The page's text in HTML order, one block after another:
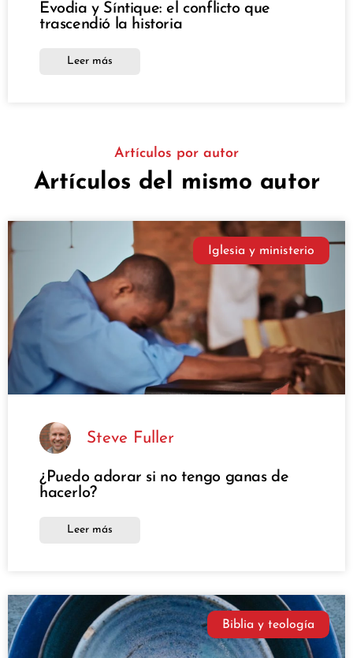
Evodia y Síntique: el conflicto que
trascendió la historia
Leer más
Artículos por autor
Artículos del mismo autor
Iglesia y ministerio
Steve Fuller
¿Puedo adorar si no tengo ganas de
hacerlo?
Leer más
Biblia y teología